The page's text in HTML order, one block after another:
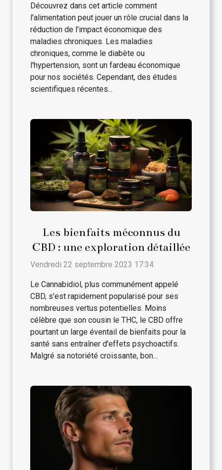
Découvrez dans cet article comment
l'alimentation peut jouer un rôle crucial dans la
réduction de l'impact économique des
maladies chroniques. Les maladies
chroniques, comme le diabète ou
l'hypertension, sont un fardeau économique
pour nos sociétés. Cependant, des études
scientifiques récentes...
Les bienfaits méconnus du
CBD : une exploration détaillée
Vendredi 22 septembre 2023 17:34
Le Cannabidiol, plus communément appelé
CBD, s'est rapidement popularisé pour ses
nombreuses vertus potentielles. Moins
célèbre que son cousin le THC, le CBD offre
pourtant un large éventail de bienfaits pour la
santé sans entraîner d'effets psychoactifs.
Malgré sa notoriété croissante, bon...